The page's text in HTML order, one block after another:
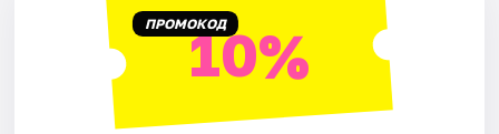
ПРОМОКОД10%